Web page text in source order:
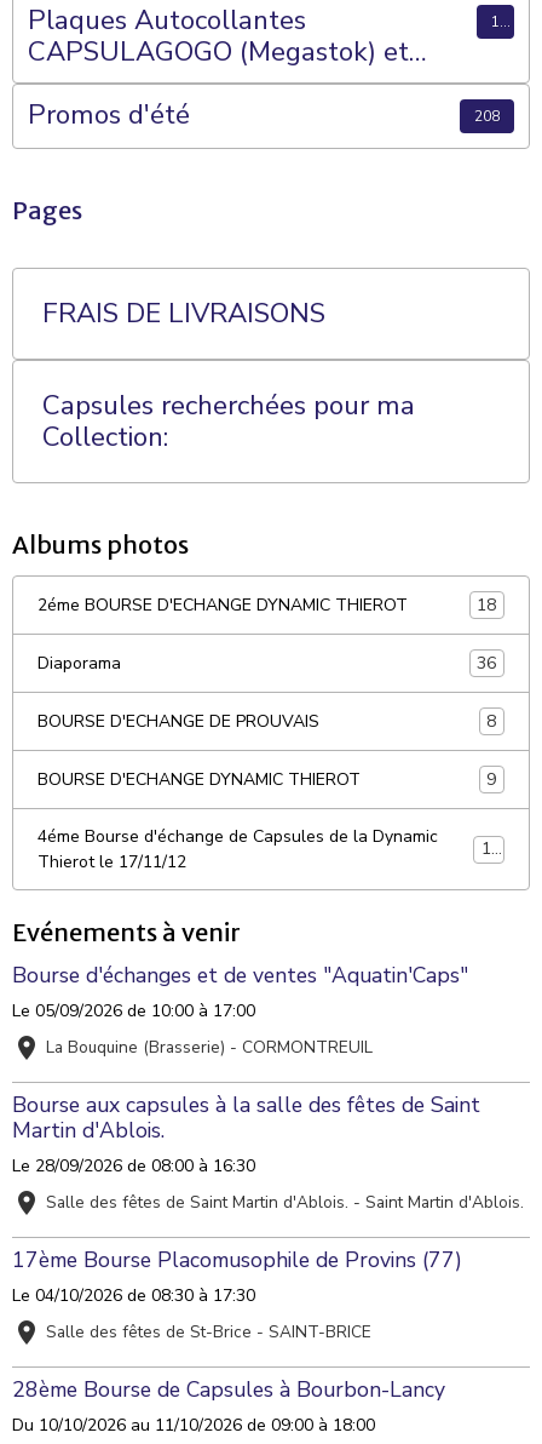
Plaques Autocollantes
CAPSULAGOGO (Megastok) et
Plateaux 70 Cases
15
Promos d'été 208
Pages
FRAIS DE LIVRAISONS
Capsules recherchées pour ma
Collection:
Albums photos
2éme BOURSE D'ECHANGE DYNAMIC THIEROT 18
Diaporama 36
BOURSE D'ECHANGE DE PROUVAIS 8
BOURSE D'ECHANGE DYNAMIC THIEROT 9
4éme Bourse d'échange de Capsules de la Dynamic
Thierot le 17/11/12
10
Evénements à venir
Bourse d'échanges et de ventes "Aquatin'Caps"
Le 05/09/2026 de 10:00 à 17:00
La Bouquine (Brasserie) - CORMONTREUIL
Bourse aux capsules à la salle des fêtes de Saint
Martin d'Ablois.
Le 28/09/2026 de 08:00 à 16:30
Salle des fêtes de Saint Martin d'Ablois. - Saint Martin d'Ablois.
17ème Bourse Placomusophile de Provins (77)
Le 04/10/2026 de 08:30 à 17:30
Salle des fêtes de St-Brice - SAINT-BRICE
28ème Bourse de Capsules à Bourbon-Lancy
Du 10/10/2026 au 11/10/2026 de 09:00 à 18:00